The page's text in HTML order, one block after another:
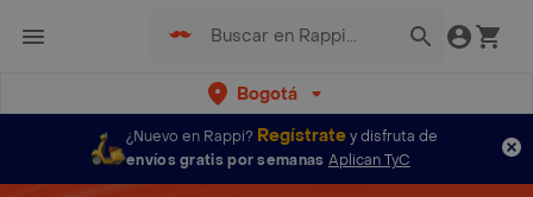
Bogotá
¿Nuevo en Rappi? Regístratey disfruta de
envíos gratis por semanas Aplican TyC